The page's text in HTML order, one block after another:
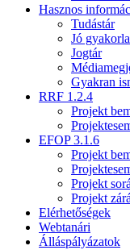
Hasznos
Tudástár
Jó
Jogtár
Gyakran
RRF 1.2.4
Projekt
EFOP 3.1.6
Projekt
Projekt
Projekt
Elérhetőségek
Webtanári
Álláspályázatok